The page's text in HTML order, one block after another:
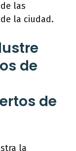
las
la ciudad.
de
de
la